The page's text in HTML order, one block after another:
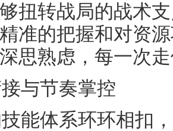
扭转战局的战术
准的把握和对资
思熟虑，每一次
与节奏掌控
能体系环环相扣